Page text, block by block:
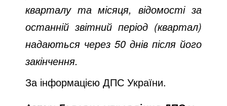
кварталу та місяця, відомості за
останній звітний період (квартал)
надаються через 50 днів після його
закінчення.
За інформацією ДПС України.